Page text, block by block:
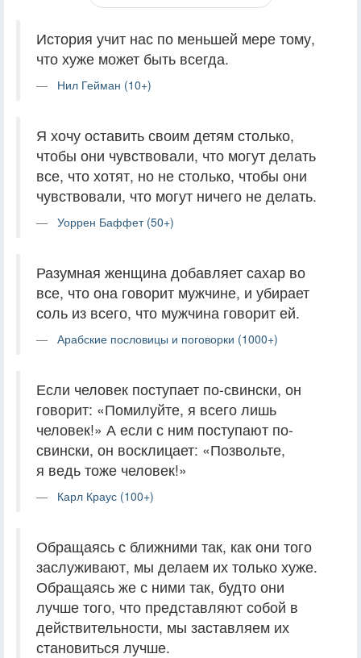
История учит нас по меньшей мере тому,
что хуже может быть всегда.
Нил Гейман (10+)
Я хочу оставить своим детям столько,
чтобы они чувствовали, что могут делать
все, что хотят, но не столько, чтобы они
чувствовали, что могут ничего не делать.
Уоррен Баффет (50+)
Разумная женщина добавляет сахар во
все, что она говорит мужчине, и убирает
соль из всего, что мужчина говорит ей.
Арабские пословицы и поговорки (1000+)
Если человек поступает по-свински, он
говорит: «Помилуйте, я всего лишь
человек!» А если с ним поступают по-
свински, он восклицает: «Позвольте,
я ведь тоже человек!»
Карл Краус (100+)
Обращаясь с ближними так, как они того
заслуживают, мы делаем их только хуже.
Обращаясь же с ними так, будто они
лучше того, что представляют собой в
действительности, мы заставляем их
становиться лучше.